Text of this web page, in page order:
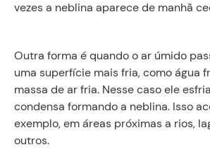
vezes a neblina aparece de manhã
Outra forma é quando o ar úmido
uma superfície mais fria, como água
massa de ar fria. Nesse caso ele
condensa formando a neblina. Isso
exemplo, em áreas próximas a rios,
outros.